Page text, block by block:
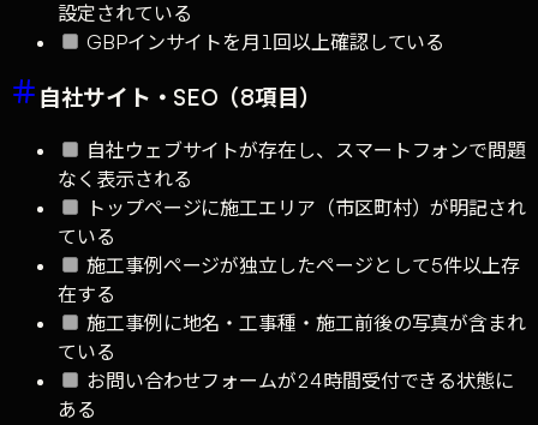
設定されている
GBPインサイトを月1回以上確認している
自社サイト・SEO（8項目）
自社ウェブサイトが存在し、スマートフォンで問題
なく表示される
トップページに施工エリア（市区町村）が明記され
ている
施工事例ページが独立したページとして5件以上存
在する
施工事例に地名・工事種・施工前後の写真が含まれ
ている
お問い合わせフォームが24時間受付できる状態に
ある